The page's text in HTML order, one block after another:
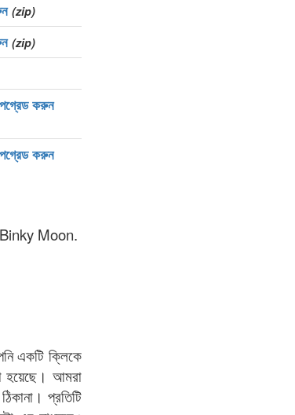
(zip)
(zip)
করুন
করুন
Binky Moon.
একটি ক্লিকে
হয়েছে। আমরা
প্রতিটি